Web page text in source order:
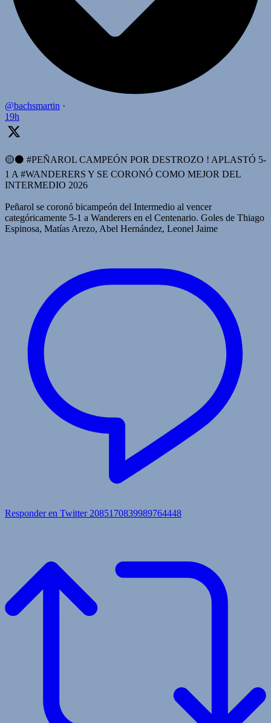
@bachsmartin ·
19h
🟡⚫️ #PEÑAROL CAMPEÓN POR DESTROZO ! APLASTÓ 5-
1 A #WANDERERS Y SE CORONÓ COMO MEJOR DEL
INTERMEDIO 2026
Peñarol se coronó bicampeón del Intermedio al vencer
categóricamente 5-1 a Wanderers en el Centenario. Goles de Thiago
Espinosa, Matías Arezo, Abel Hernández, Leonel Jaime
Responder en Twitter 2085170839989764448